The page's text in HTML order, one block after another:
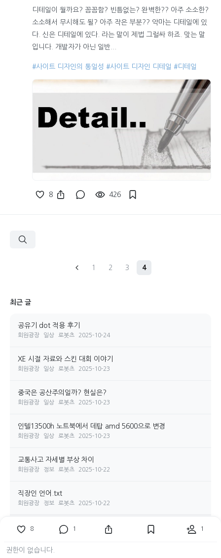
8 1 1
권한이 없습니다.
디테일이 뭘까요? 꼼꼼함? 빈틈없는? 완벽한?? 아주 소소한?
소소해서 무시해도 될? 아주 작은 부분?? 악마는 디테일에 있
다. 신은 디테일에 있다. 라는 말이 제법 그럴싸 하죠. 맞는 말
입니다. 개발자가 아닌 일반...
#사이트 디자인의 통일성 #사이트 디자인 디테일 #디테일
8 426
1 2 3 4
최근 글
공유기 dot 적용 후기
회원광장 일상 로봇츠 2025-10-24
XE 시절 자료와 스킨 대회 이야기
회원광장 일상 로봇츠 2025-10-23
중국은 공산주의일까? 현실은?
회원광장 일상 로봇츠 2025-10-23
인텔13500h 노트북에서 데탑 amd 5600으로 변경
회원광장 일상 로봇츠 2025-10-23
교통사고 자세별 부상 차이
회원광장 정보 로봇츠 2025-10-22
직장인 언어.txt
회원광장 정보 로봇츠 2025-10-22
방금 중고나라에서 ax57 2개 택포6만에 구입!